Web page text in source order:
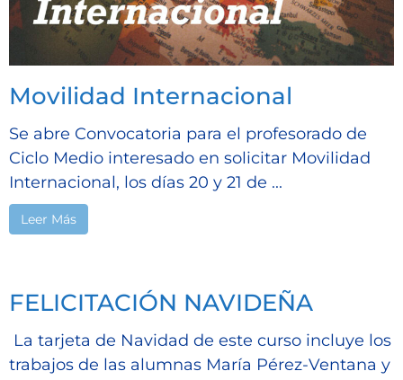
Movilidad Internacional
Se abre Convocatoria para el profesorado de
Ciclo Medio interesado en solicitar Movilidad
Internacional, los días 20 y 21 de ...
Leer Más
FELICITACIÓN NAVIDEÑA
La tarjeta de Navidad de este curso incluye los
trabajos de las alumnas María Pérez-Ventana y